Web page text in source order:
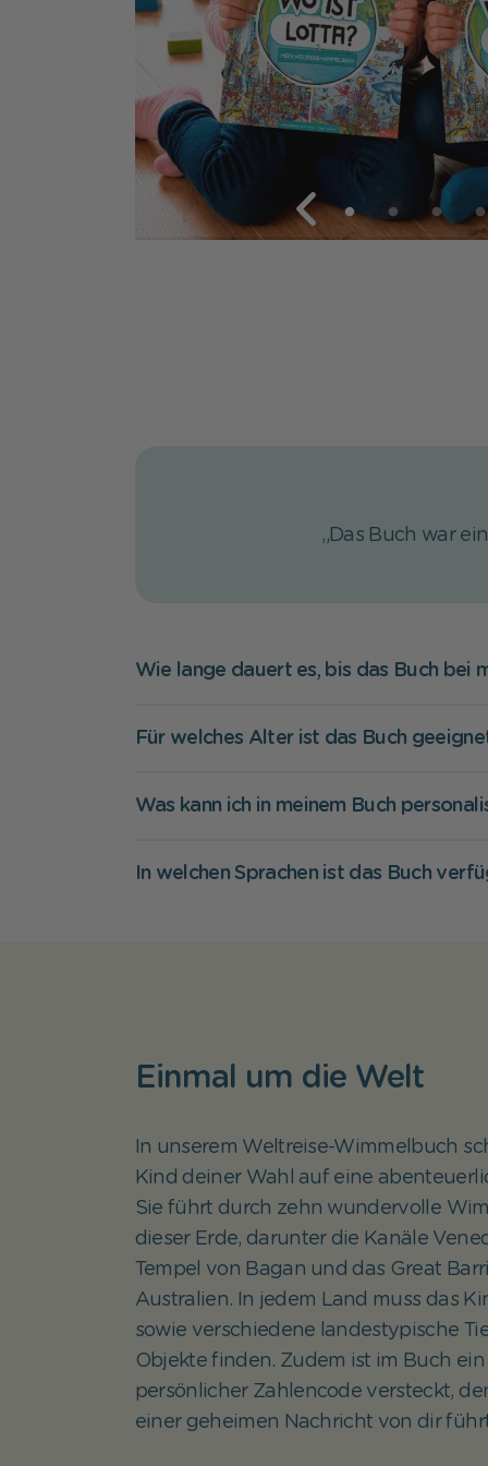
„Das Buch war
Wie lange dauert es, bis das Buch bei
Für welches Alter ist das Buch
Was kann ich in meinem Buch
In welchen Sprachen ist das Buch
Einmal um die Welt
In unserem Weltreise-Wimmelbuch
Kind deiner Wahl auf eine
Sie führt durch zehn wundervolle
dieser Erde, darunter die Kanäle
Tempel von Bagan und das Great
Australien. In jedem Land muss das
sowie verschiedene landestypische
Objekte finden. Zudem ist im Buch
persönlicher Zahlencode versteckt,
einer geheimen Nachricht von dir